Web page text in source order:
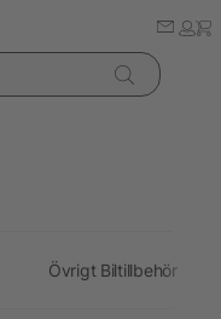
Övrigt Biltillbehör